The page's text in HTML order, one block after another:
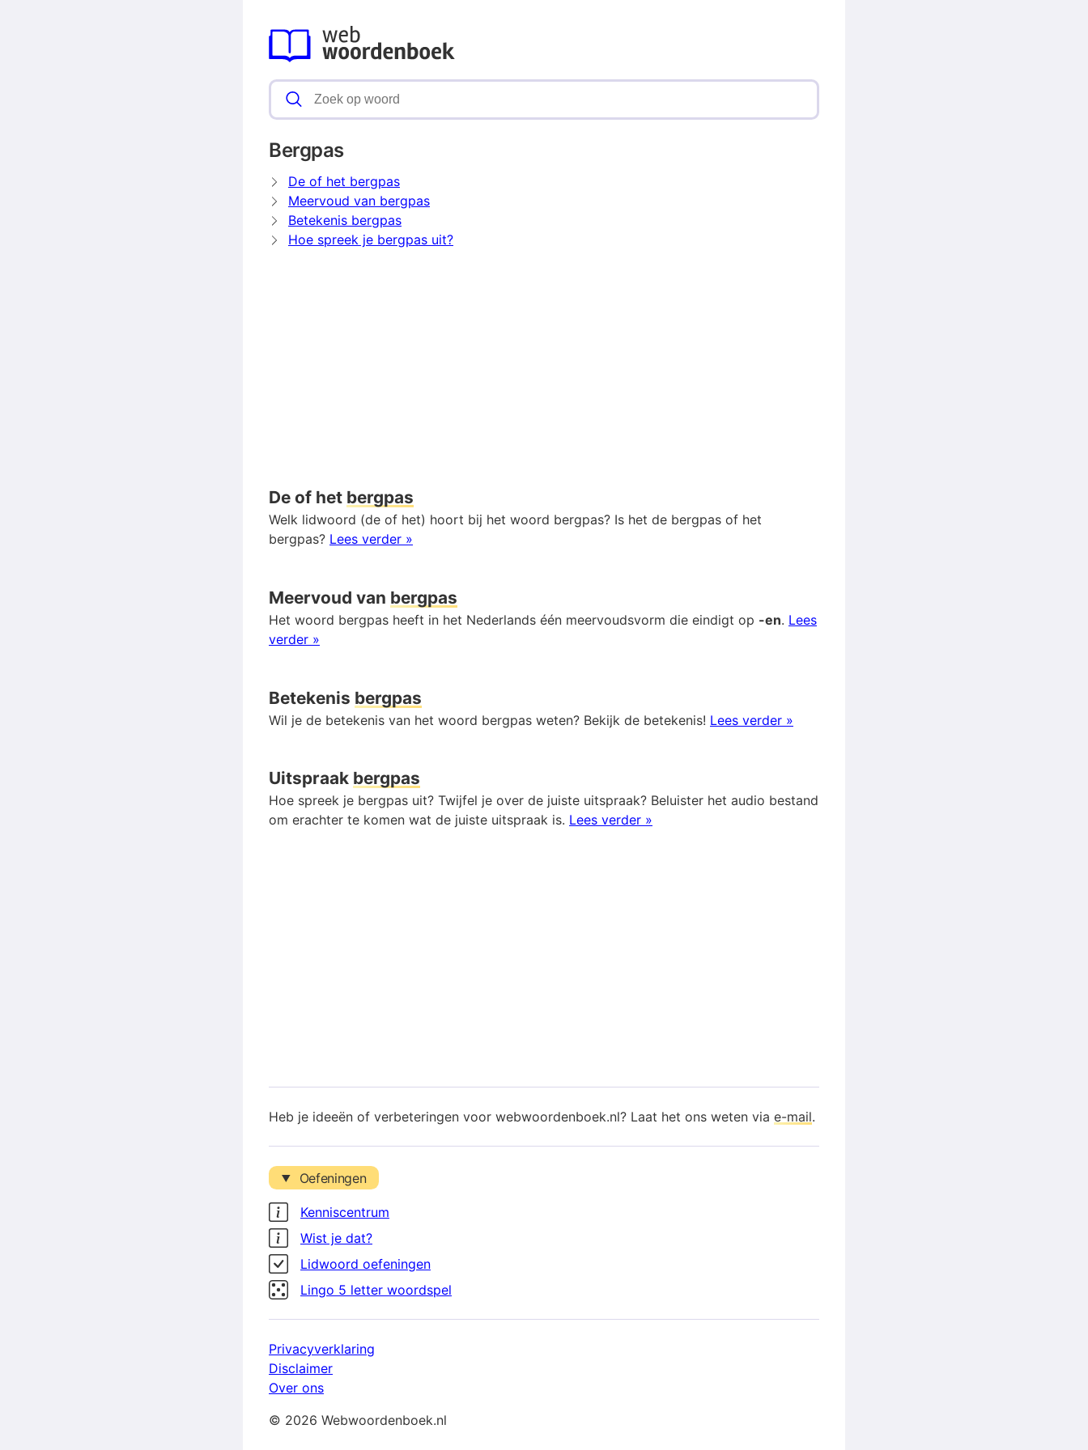
Bergpas
De of het bergpas
Meervoud van bergpas
Betekenis bergpas
Hoe spreek je bergpas uit?
De of het bergpas
Welk lidwoord (de of het) hoort bij het woord bergpas? Is het de bergpas of het
bergpas? Lees verder »
Meervoud van bergpas
Het woord bergpas heeft in het Nederlands één meervoudsvorm die eindigt op -en. Lees
verder »
Betekenis bergpas
Wil je de betekenis van het woord bergpas weten? Bekijk de betekenis! Lees verder »
Uitspraak bergpas
Hoe spreek je bergpas uit? Twijfel je over de juiste uitspraak? Beluister het audio bestand
om erachter te komen wat de juiste uitspraak is. Lees verder »
Heb je ideeën of verbeteringen voor webwoordenboek.nl? Laat het ons weten via e-mail.
Oefeningen
Kenniscentrum
Wist je dat?
Lidwoord oefeningen
Lingo 5 letter woordspel
Privacyverklaring
Disclaimer
Over ons
© 2026 Webwoordenboek.nl